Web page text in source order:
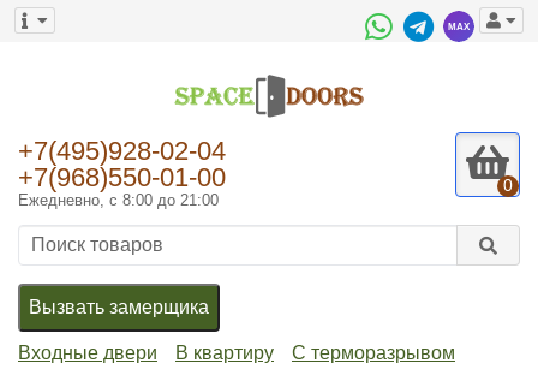
+7(495)928-02-04
+7(968)550-01-00
Ежедневно, с 8:00 до 21:00
0
Вызвать замерщика
Входные двери В квартиру С терморазрывом